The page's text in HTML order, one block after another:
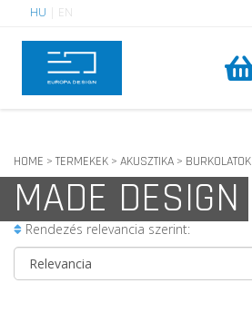
HU EN
HOME > TERMEKEK > AKUSZTIKA > BURKOLATOK
MADE DESIGN
Rendezés relevancia szerint: